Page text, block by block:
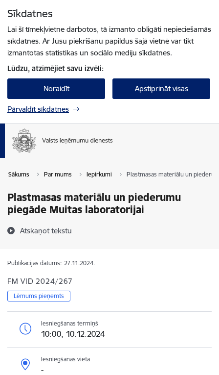
Sīkdatnes
Lai šī tīmekļvietne darbotos, tā izmanto obligāti nepieciešamās
sīkdatnes. Ar Jūsu piekrišanu papildus šajā vietnē var tikt
izmantotas statistikas un sociālo mediju sīkdatnes.
Lūdzu, atzīmējiet savu izvēli:
Noraidīt Apstiprināt visas
Pārvaldīt sīkdatnes
Sākums Par mums Iepirkumi Plastmasas materiālu un
Plastmasas materiālu un piederumu
piegāde Muitas laboratorijai
Atskaņot tekstu
Publikācijas datums: 27.11.2024.
FM VID 2024/267
Lēmums pieņemts
Iesniegšanas termiņš
10:00, 10.12.2024
Iesniegšanas vieta
-